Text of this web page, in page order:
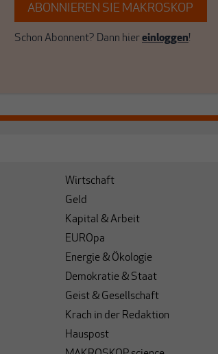
ABONNIEREN SIE MAKROSKOP
Schon Abonnent? Dann hiereinloggen!
Wirtschaft
Geld
Kapital & Arbeit
EUROpa
Energie & Ökologie
Demokratie & Staat
Geist & Gesellschaft
Krach in der Redaktion
Hauspost